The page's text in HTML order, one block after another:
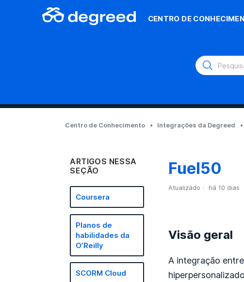
CENTRO DE
Centro de Conhecimento Integrações da Degreed
ARTIGOS NESSA
SEÇÃO
Coursera
Planos de
habilidades da
O’Reilly
SCORM Cloud
Fuel50
Atualizado há 10 dias
Visão geral
A integração